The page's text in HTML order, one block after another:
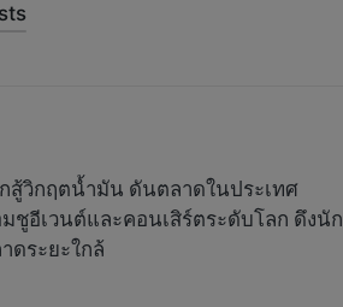
สู้วิกฤตน้ำมัน ดันตลาดในประเทศ
มชูอีเวนต์และคอนเสิร์ตระดับโลก ดึงนัก
ดระยะใกล้